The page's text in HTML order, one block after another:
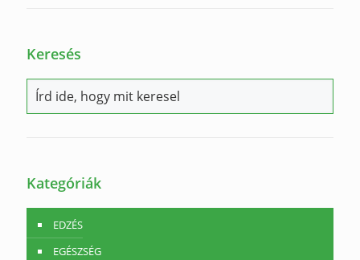
Keresés
Kategóriák
EDZÉS
EGÉSZSÉG